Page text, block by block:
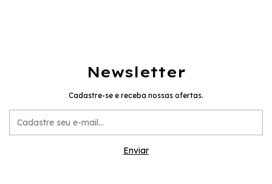
Newsletter
Cadastre-se e receba nossas ofertas.